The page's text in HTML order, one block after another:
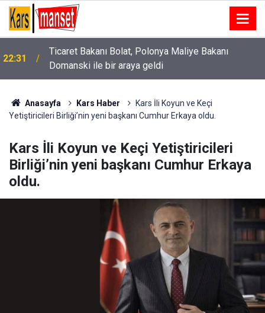
22:31
Ticaret Bakanı Bolat, Polonya Maliye Bakanı
Domanski ile bir araya geldi
Anasayfa Kars Haber
Kars İli Koyun ve Keçi
Yetiştiricileri Birliği’nin yeni başkanı Cumhur Erkaya oldu.
Kars İli Koyun ve Keçi Yetiştiricileri
Birliği’nin yeni başkanı Cumhur Erkaya
oldu.